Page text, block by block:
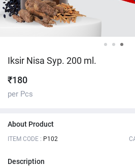
Iksir Nisa Syp. 200 ml.
₹180
per Pcs
About Product
ITEM CODE : P102
Description